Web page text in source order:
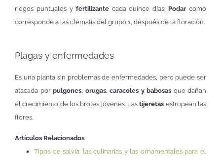
riegos puntuales y fertilizantecada quince días. Podar como
corresponde a las clematis del grupo 1, después de la floración.
Plagas y enfermedades
Es una planta sin problemas de enfermedades, pero puede ser
atacada por pulgones, orugas, caracoles y babosas que dañan
el crecimiento de los brotes jóvenes. Lastijeretas estropean las
flores.
Artículos Relacionados
Tipos de salvia: las culinarias y las ornamentales para el